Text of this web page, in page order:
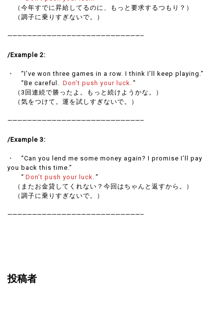
（今年すでに昇給してるのに、もっと要求するつもり？）
（調子に乗りすぎないで。）
———————————————————————————–
/Example 2:
・ “I’ve won three games in a row. I think I’ll keep playing.”
“Be careful.
Don’t push your luck. ”
（3回連続で勝ったよ。もっと続けようかな。）
（気をつけて。運を試しすぎないで。）
———————————————————————————–
/Example 3:
・ “Can you lend me some money again? I promise I’ll pay
you back this time.”
“ Don’t push your luck. ”
（またお金貸してくれない？今回はちゃんと返すから。）
（調子に乗りすぎないで。）
———————————————————————————–
投稿者